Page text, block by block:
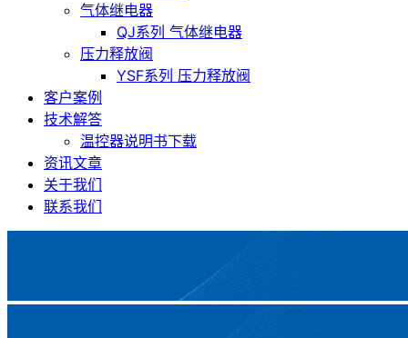
气体继电器
QJ系列 气体继电器
压力释放阀
YSF系列 压力释放阀
客户案例
技术解答
温控器说明书下载
资讯文章
关于我们
联系我们